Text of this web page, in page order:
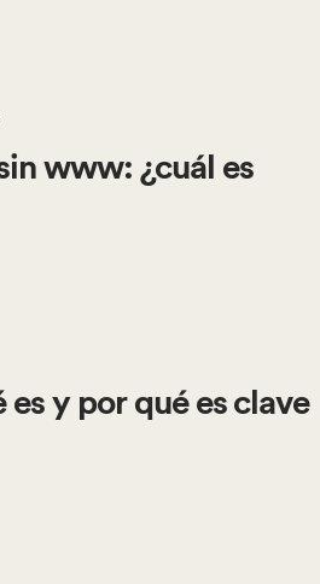
www: ¿cuál es
es y por qué es clave